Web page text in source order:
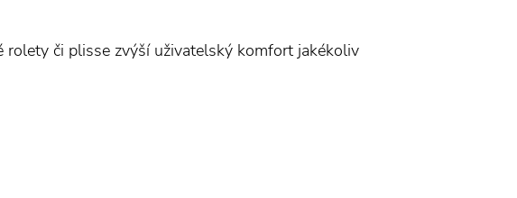
rolety či plisse zvýší uživatelský komfort jakékoliv